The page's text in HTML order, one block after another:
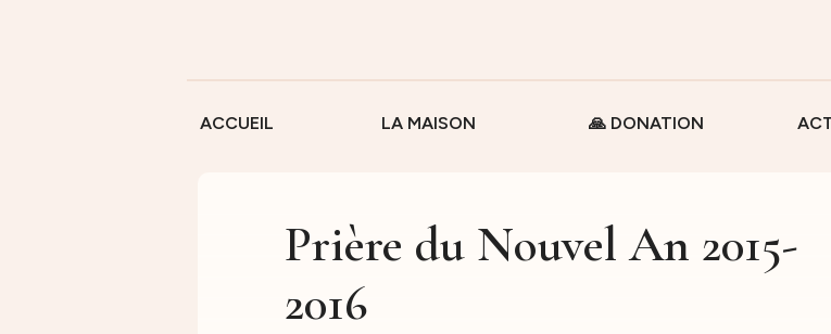
ACCUEIL LA MAISON 🙏 DONATION
Prière du Nouvel An 2015-
2016